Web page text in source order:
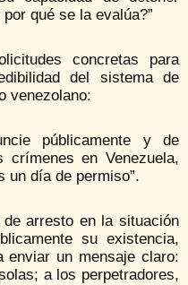
qué se la evalúa?”
concretas para
del sistema de
venezolano:
públicamente y de
crímenes en Venezuela,
un día de permiso”.
arresto en la situación
su existencia,
enviar un mensaje claro:
a los perpetradores,